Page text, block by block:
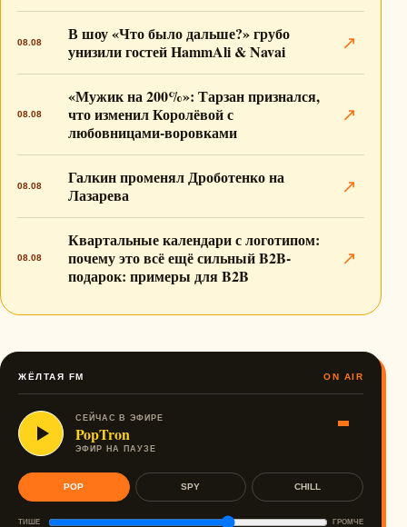
08.08
В шоу «Что было дальше?» грубо
унизили гостей HammAli & Navai
↗
08.08
«Мужик на 200%»: Тарзан признался,
что изменил Королёвой с
любовницами-воровками
↗
08.08
Галкин променял Дроботенко на
Лазарева
↗
08.08
Квартальные календари с логотипом:
почему это всё ещё сильный B2B-
подарок: примеры для B2B
↗
ЖЁЛТАЯ FM ON AIR
СЕЙЧАС В ЭФИРЕ
PopTron
ЭФИР НА ПАУЗЕ
POP SPY CHILL
ТИШЕ ГРОМЧЕ